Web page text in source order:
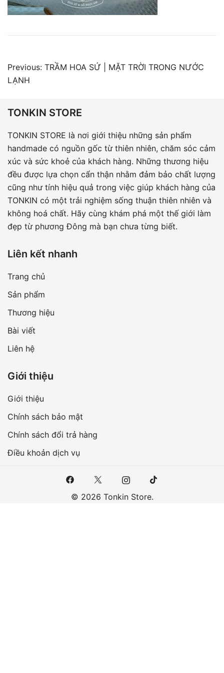
Điều
hướng
viết
Previous: TRẦM HOA SỨ | MẶT TRỜI TRONG NƯỚC
LẠNH
TONKIN STORE
TONKIN STORE là nơi giới thiệu những sản phẩm
handmade có nguồn gốc từ thiên nhiên, chăm sóc cảm
xúc và sức khoẻ của khách hàng. Những thương hiệu
đều được lựa chọn cẩn thận nhằm đảm bảo chất lượng
cũng như tính hiệu quả trong việc giúp khách hàng của
TONKIN có một trải nghiệm sống thuận thiên nhiên và
không hoá chất. Hãy cùng khám phá một thế giới làm
đẹp từ phương Đông mà bạn chưa từng biết.
Liên kết nhanh
Trang chủ
Sản phẩm
Thương hiệu
Bài viết
Liên hệ
Giới thiệu
Giới thiệu
Chính sách bảo mật
Chính sách đổi trả hàng
Điều khoản dịch vụ
© 2026 Tonkin Store.